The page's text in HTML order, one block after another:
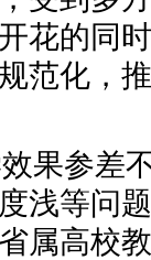
花的同
范化，
果参差
浅等问
属高校